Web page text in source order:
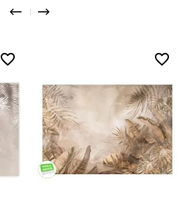
favorite_border favorite_border